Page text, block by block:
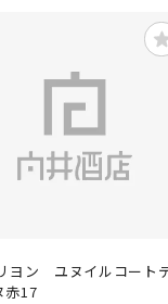
ヨン ユヌイルコート
赤17